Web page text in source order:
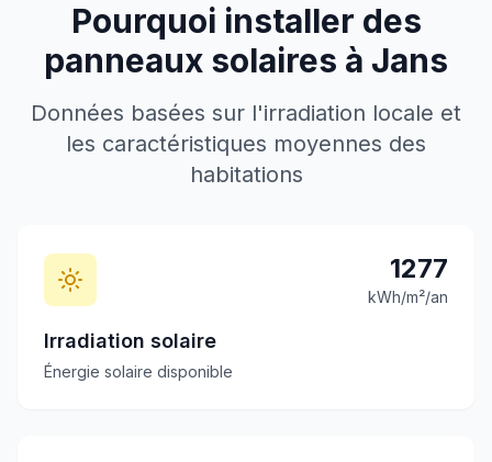
Pourquoi installer des
panneaux solaires à Jans
Données basées sur l'irradiation locale et
les caractéristiques moyennes des
habitations
1277
kWh/m²/an
Irradiation solaire
Énergie solaire disponible